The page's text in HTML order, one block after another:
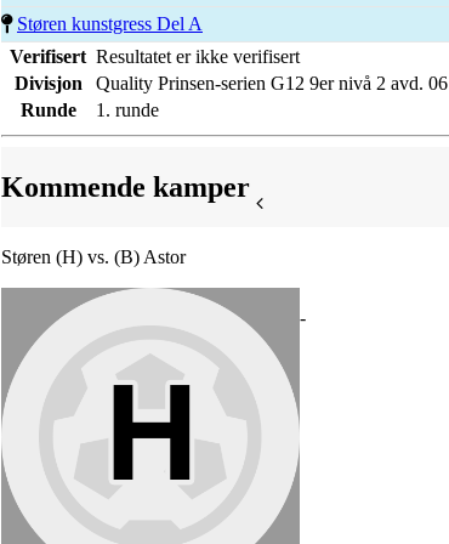
Støren kunstgress Del A
Verifisert Resultatet er ikke verifisert
Divisjon
Quality Prinsen-serien G12 9er nivå 2 avd. 06
Runde
1. runde
Kommende kamper
Støren (H) vs. (B) Astor
-